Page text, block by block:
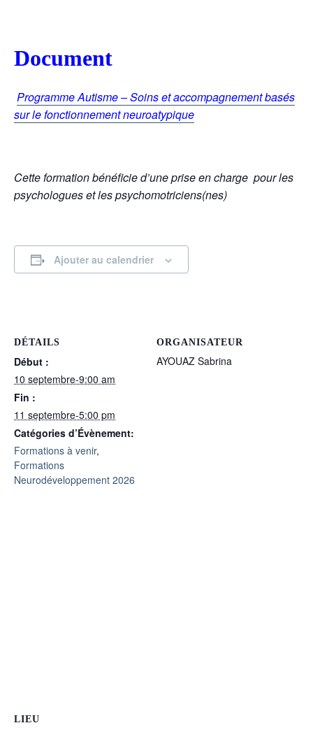
Document
Programme Autisme – Soins et accompagnement basés
sur le fonctionnement neuroatypique
Cette formation bénéficie d’une prise en charge pourles
psychologues et les psychomotriciens(nes)
Ajouter au calendrier
DÉTAILS
Début :
10 septembre-9:00 am
Fin :
11 septembre-5:00 pm
Catégories d’Évènement:
Formations à venir,
Formations
Neurodéveloppement 2026
ORGANISATEUR
AYOUAZ Sabrina
LIEU